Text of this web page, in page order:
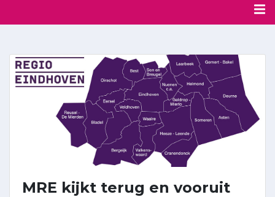
MRE kijkt terug en vooruit